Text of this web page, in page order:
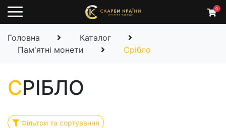
0
Головна
Каталог
Пам'ятні монети
Срібло
СРІБЛО
Фільтри та сортування